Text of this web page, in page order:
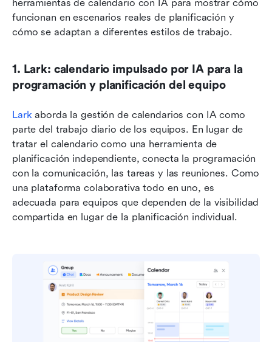
herramientas de calendario con IA para mostrar cómo
funcionan en escenarios reales de planificación y
cómo se adaptan a diferentes estilos de trabajo.
1. Lark: calendario impulsado por IA para la
programación y planificación del equipo
Lark aborda la gestión de calendarios con IA como
parte del trabajo diario de los equipos. En lugar de
tratar el calendario como una herramienta de
planificación independiente, conecta la programación
con la comunicación, las tareas y las reuniones. Como
una plataforma colaborativa todo en uno, es
adecuada para equipos que dependen de la visibilidad
compartida en lugar de la planificación individual.